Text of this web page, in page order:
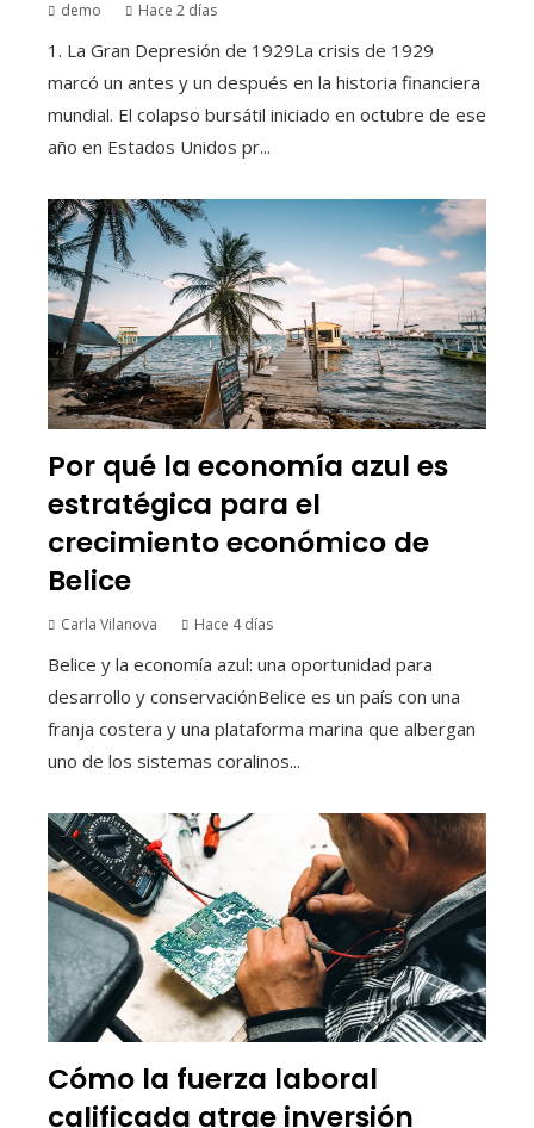
demo Hace 2 días
1. La Gran Depresión de 1929La crisis de 1929
marcó un antes y un después en la historia financiera
mundial. El colapso bursátil iniciado en octubre de ese
año en Estados Unidos pr...
Por qué la economía azul es
estratégica para el
crecimiento económico de
Belice
Carla Vilanova Hace 4 días
Belice y la economía azul: una oportunidad para
desarrollo y conservaciónBelice es un país con una
franja costera y una plataforma marina que albergan
uno de los sistemas coralinos...
Cómo la fuerza laboral
calificada atrae inversión